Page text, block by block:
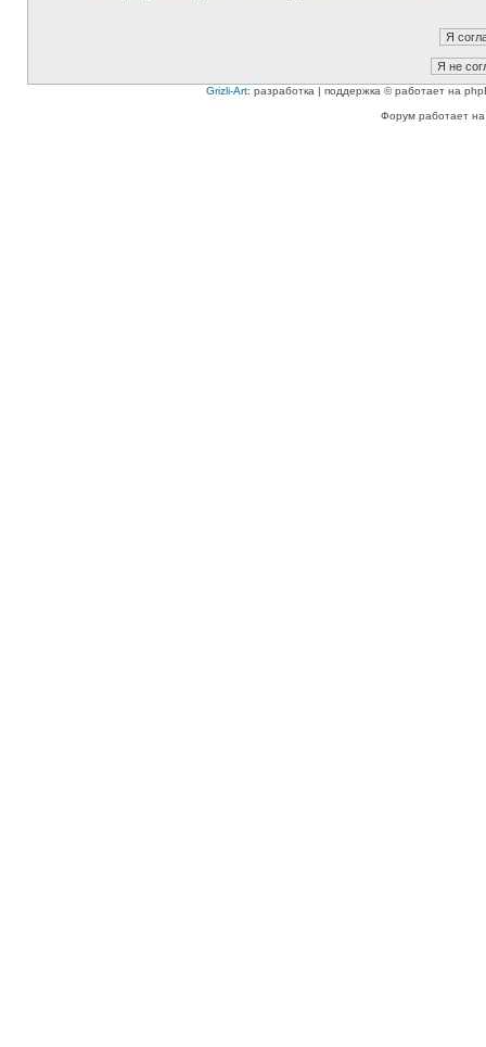
Grizli-Art: разработка | поддержка © работает на
Форум работает